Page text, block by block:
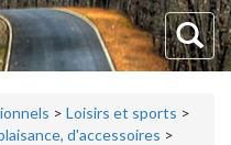
> Loisirs et sports >
d'accessoires >